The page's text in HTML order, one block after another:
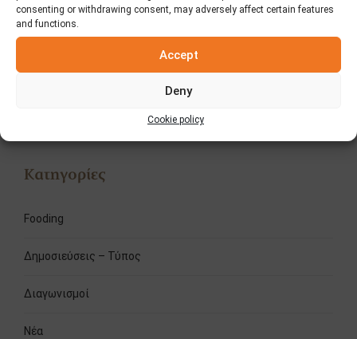
consenting or withdrawing consent, may adversely affect certain features
and functions.
Accept
Deny
Cookie policy
στιγμές χωρίς
Κατηγορίες
Fooding
Δημοσιεύσεις – Τύπος
Διαγωνισμοί
Νέα